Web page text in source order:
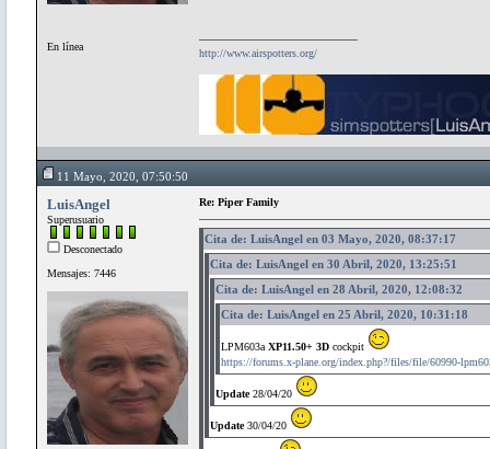
En línea
http://www.airspotters.org/
11 Mayo, 2020, 07:50:50
LuisAngel
Superusuario
Desconectado
Mensajes: 7446
Re: Piper Family
Cita de: LuisAngel en 03 Mayo, 2020, 08:37:17
Cita de: LuisAngel en 30 Abril, 2020, 13:25:51
Cita de: LuisAngel en 28 Abril, 2020, 12:08:32
Cita de: LuisAngel en 25 Abril, 2020, 10:31:18
LPM603a XP11.50+ 3D cockpit
https://forums.x-plane.org/index.php?/files/file/60990-
Update28/04/20
Update30/04/20